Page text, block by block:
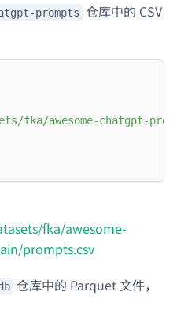
prompts 仓库中的 CSV
fka/awesome-chatgpt-
fka/awesome-
prompts.csv
仓库中的 Parquet 文件，